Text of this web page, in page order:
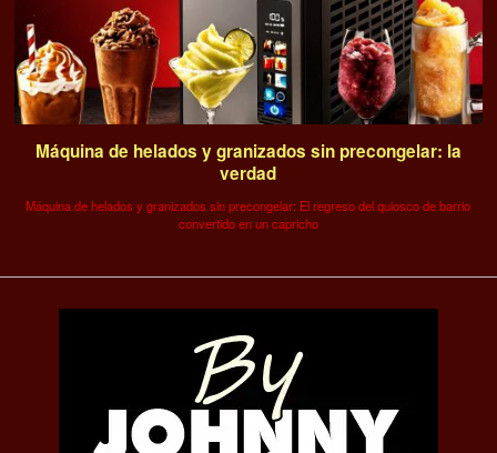
Máquina de helados y granizados sin precongelar: la
verdad
Máquina de helados y granizados sin precongelar: El regreso del quiosco de barrio
convertido en un capricho